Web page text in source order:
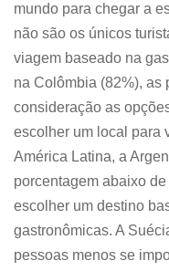
mundo para chegar a
não são os únicos
viagem baseado na
na Colômbia (82%), as
consideração as
escolher um local para
América Latina, a
porcentagem abaixo
escolher um destino
gastronômicas. A
pessoas menos se